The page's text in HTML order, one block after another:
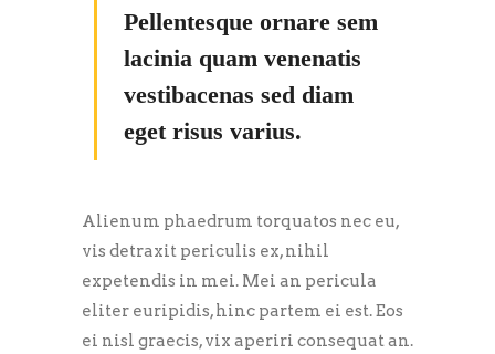
Pellentesque ornare sem
lacinia quam venenatis
vestibacenas sed diam
eget risus varius.
Alienum phaedrum torquatos nec eu,
vis detraxit periculis ex, nihil
expetendis in mei. Mei an pericula
eliter euripidis, hinc partem ei est. Eos
ei nisl graecis, vix aperiri consequat an.